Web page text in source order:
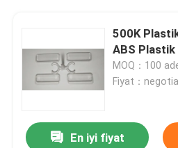
500K
ABS
MOQ：100
Fiyat：
En iyi fiyat